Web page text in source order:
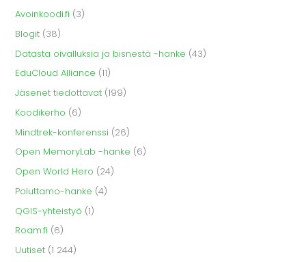
Avoinkoodi.fi (3)
Blogit (38)
Datasta oivalluksia ja bisnestä -hanke (43)
EduCloud Alliance (11)
Jäsenet tiedottavat (199)
Koodikerho (6)
Mindtrek-konferenssi (26)
Open MemoryLab -hanke (6)
Open World Hero (24)
Poluttamo-hanke (4)
QGIS-yhteistyö (1)
Roam.fi (6)
Uutiset (1 244)